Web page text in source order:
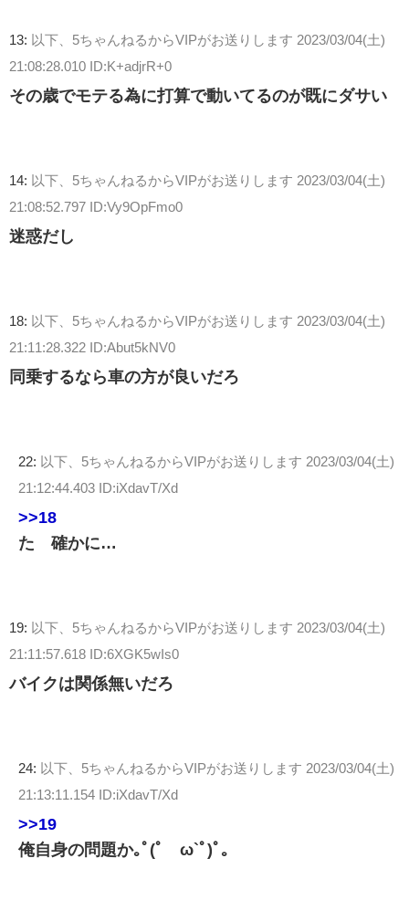
13: 以下、5ちゃんねるからVIPがお送りします 2023/03/04(土)
21:08:28.010 ID:K+adjrR+0
その歳でモテる為に打算で動いてるのが既にダサい
14: 以下、5ちゃんねるからVIPがお送りします 2023/03/04(土)
21:08:52.797 ID:Vy9OpFmo0
迷惑だし
18: 以下、5ちゃんねるからVIPがお送りします 2023/03/04(土)
21:11:28.322 ID:Abut5kNV0
同乗するなら車の方が良いだろ
22: 以下、5ちゃんねるからVIPがお送りします 2023/03/04(土)
21:12:44.403 ID:iXdavT/Xd
>>18
た 確かに…
19: 以下、5ちゃんねるからVIPがお送りします 2023/03/04(土)
21:11:57.618 ID:6XGK5wIs0
バイクは関係無いだろ
24: 以下、5ちゃんねるからVIPがお送りします 2023/03/04(土)
21:13:11.154 ID:iXdavT/Xd
>>19
俺自身の問題か｡ﾟ(ﾟ´ω`ﾟ)ﾟ｡